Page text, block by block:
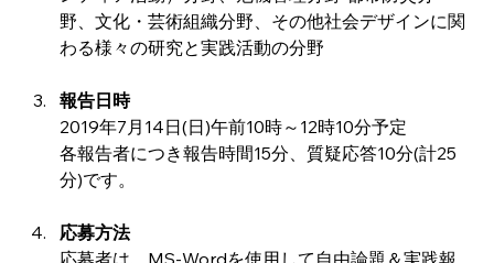
野、文化・芸術組織分野、その他社会デザインに関
わる様々の研究と実践活動の分野
報告日時
2019年7月14日(日)午前10時～12時10分予定
各報告者につき報告時間15分、質疑応答10分(計25
分)です。
応募方法